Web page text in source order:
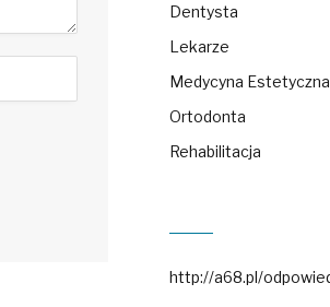
Dentysta
Lekarze
Medycyna Estetyczna
Ortodonta
Rehabilitacja
http://a68.pl/